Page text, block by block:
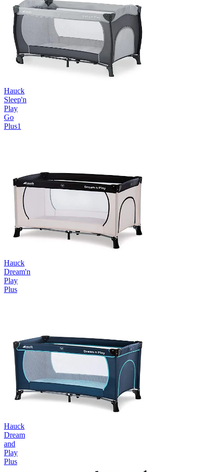
Hauck
Sleep'n
Play
Go
Plus1
Hauck
Dream'n
Play
Plus
Hauck
Dream
and
Play
Plus